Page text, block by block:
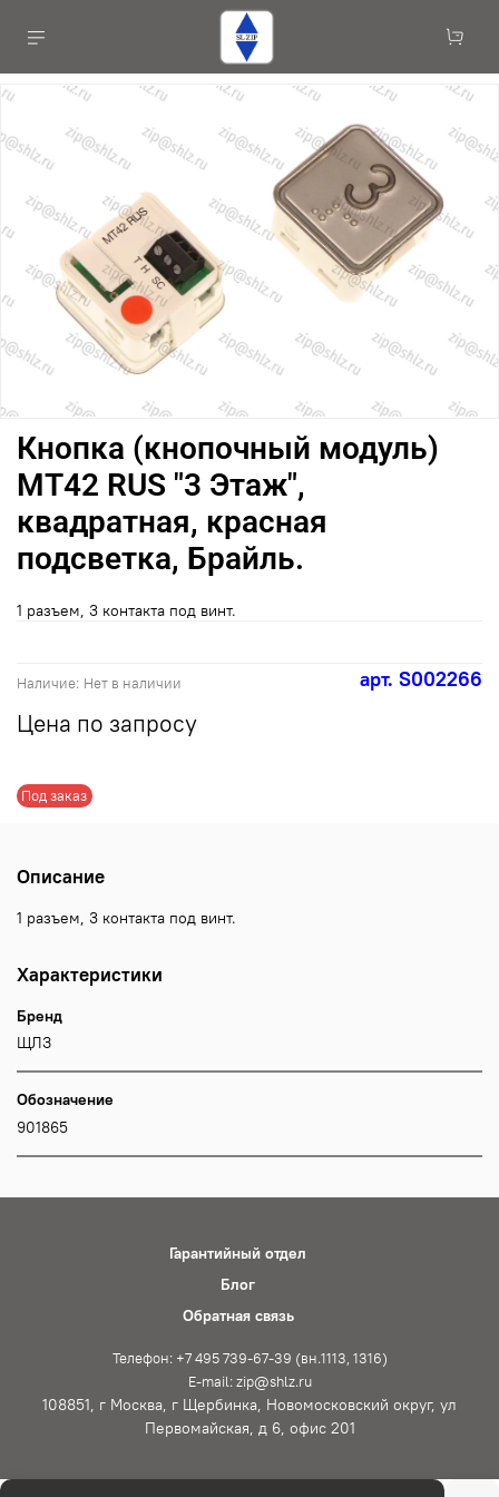
арт. S002266
Наличие: Нет в наличии
Под заказ
Кнопка (кнопочный модуль)
MT42 RUS "3 Этаж",
квадратная, красная
подсветка, Брайль.
Цена по запросу
1 разъем, 3 контакта под винт.
Описание
1 разъем, 3 контакта под винт.
Характеристики
Бренд
ЩЛЗ
Обозначение
901865
Гарантийный отдел
Блог
Обратная связь
Телефон: +7 495 739-67-39 (вн.1113, 1316)
E-mail: zip@shlz.ru
108851, г Москва, г Щербинка, Новомосковский округ, ул
Первомайская, д 6, офис 201